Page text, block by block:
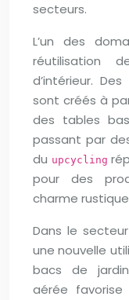
secteurs.
L’un des
réutilisation
d’intérieur.
sont créés à
des tables
passant par
du upcycling
pour des
charme
Dans le
une nouvelle
bacs de
aérée favorise